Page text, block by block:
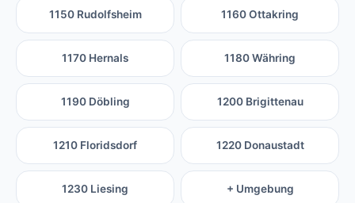
1150 Rudolfsheim 1160 Ottakring
1170 Hernals 1180 Währing
1190 Döbling 1200 Brigittenau
1210 Floridsdorf 1220 Donaustadt
1230 Liesing + Umgebung